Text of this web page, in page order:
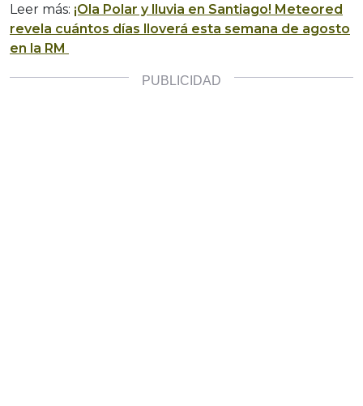
Leer más: ¡Ola Polar y lluvia en Santiago! Meteored
revela cuántos días lloverá esta semana de agosto
en la RM